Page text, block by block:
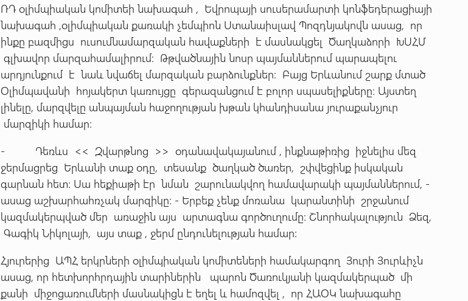
ՌԴ օլիմպիական կոմիտեի նախագահ , Եվրոպայի սուսերամարտի կոնֆեդերացիայի
նախագահ ,օլիմպիական քառակի չեմպիոն Ստանաիսլավ Պոզդնյակովն ասաց, որ
ինքը բազմիցս ուսումնամարզական հավաքների է մասնակցել Ծաղկաձորի ԽՍՀՄ
գլխավոր մարզահամալիրում: Թթվածնային նոսր պայմաններում պարապելու
արդյունքում է նաև նվաճել մարզական բարձունքներ: Բայց Երևանում շարք մտած
Օլիմպավանի հոյակերտ կառույցը գերազանցում է բոլոր սպասելիքները: Այստեղ
լինելը, մարզվելը անպայման հաջողության խթան կհանդիսանա յուրաքանչյուր
մարզիկի համար:
- Դեռևս << Զվարթնոց >> օդանավակայանում , ինքնաթիռից իջնելիս մեզ
ջերմացրեց Երևանի տաք օդը, տեսանք ծաղկած ծառեր, շփվեցինք իսկական
գարնան հետ: Սա հեքիաթի էր նման շարունակվող համավարակի պայմաններում, -
ասաց աշխարհահռչակ մարզիկը: - Երբեք չենք մոռանա կարանտինի շրջանում
կազմակերպված մեր առաջին այս արտագնա գործուղումը: Շնորհակալություն Ձեզ,
Գագիկ Նիկոլայի, այս տաք , ջերմ ընդունելության համար:
Հյուրերից ԱՊՀ երկրների օլիմպիական կոմիտեների համակարգող Յուրի Յուրևիչն
ասաց, որ հետխորհրդային տարիներին պարոն Ծառուկյանի կազմակերպած մի
քանի միջոցառումների մասնակիցն է եղել և համոզվել , որ ՀԱՕԿ նախագահը